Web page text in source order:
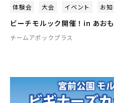
体験会
大会 イベント お
ビーチモルック開催！in あお
チームアポックプラス